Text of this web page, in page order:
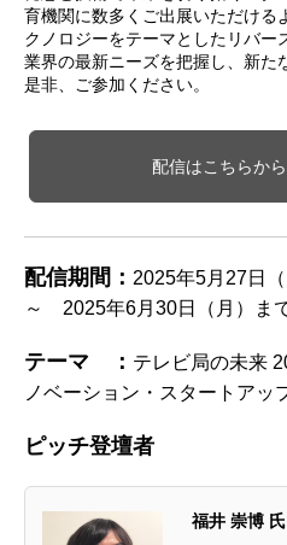
育機関に数多くご出展いただける
クノロジーをテーマとしたリバー
業界の最新ニーズを把握し、新た
是非、ご参加ください。
配信はこちらか
配信期間： 2025年5月27日
～ 2025年6月30日（月）ま
テーマ ： テレビ局の未来
ノベーション・スタートアッ
ピッチ登壇者
福井 崇博 氏